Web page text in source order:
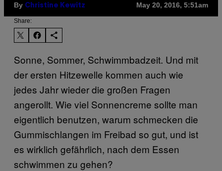
By Christine Kewitz May 20, 2016, 5:51am
Share:
Sonne, Sommer, Schwimmbadzeit. Und mit
der ersten Hitzewelle kommen auch wie
jedes Jahr wieder die großen Fragen
angerollt. Wie viel Sonnencreme sollte man
eigentlich benutzen, warum schmecken die
Gummischlangen im Freibad so gut, und ist
es wirklich gefährlich, nach dem Essen
schwimmen zu gehen?